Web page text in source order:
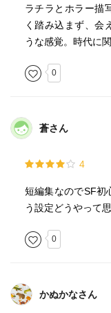
ラチラとホラー描
く踏み込まず、会
うな感覚。時代に
0
蒼さん
4
短編集なのでSF初
う設定どうやって
0
かぬかなさん